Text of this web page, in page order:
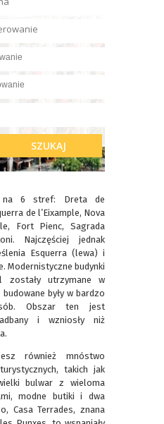
na 6 stref: Dreta de
de l’Eixample, Nova
Fort Pienc, Sagrada
Najczęściej jednak
Esquerra (lewa) i
Modernistyczne budynki
zostały utrzymane w
były w bardzo
Obszar ten jest
i wzniosły niż
również mnóstwo
takich jak
bulwar z wieloma
modne butiki i dwa
Casa Terrades, znana